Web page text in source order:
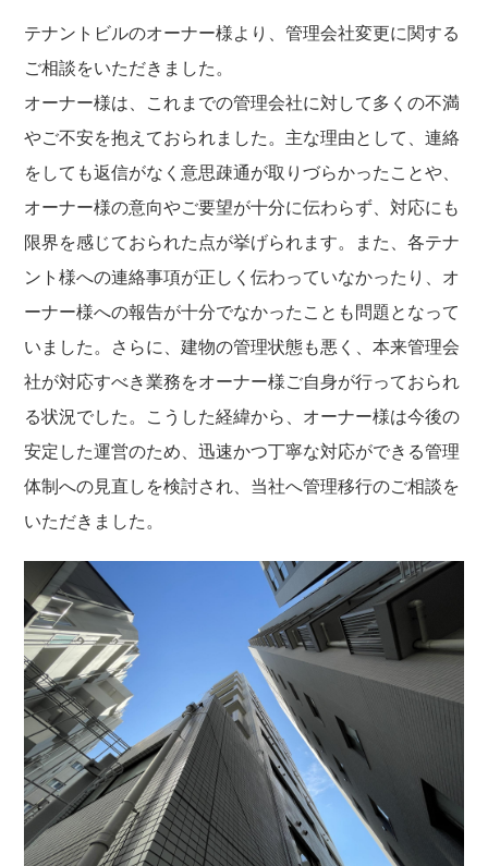
テナントビルのオーナー様より、管理会社変更に関する
ご相談をいただきました。
オーナー様は、これまでの管理会社に対して多くの不満
やご不安を抱えておられました。主な理由として、連絡
をしても返信がなく意思疎通が取りづらかったことや、
オーナー様の意向やご要望が十分に伝わらず、対応にも
限界を感じておられた点が挙げられます。また、各テナ
ント様への連絡事項が正しく伝わっていなかったり、オ
ーナー様への報告が十分でなかったことも問題となって
いました。さらに、建物の管理状態も悪く、本来管理会
社が対応すべき業務をオーナー様ご自身が行っておられ
る状況でした。こうした経緯から、オーナー様は今後の
安定した運営のため、迅速かつ丁寧な対応ができる管理
体制への見直しを検討され、当社へ管理移行のご相談を
いただきました。